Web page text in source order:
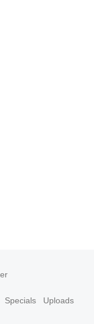
Specials
Uploads